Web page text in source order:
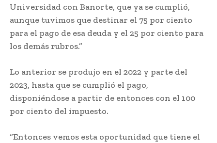
Universidad con Banorte, que ya se cumplió,
aunque tuvimos que destinar el 75 por ciento
para el pago de esa deuda y el 25 por ciento para
los demás rubros.”
Lo anterior se produjo en el 2022 y parte del
2023, hasta que se cumplió el pago,
disponiéndose a partir de entonces con el 100
por ciento del impuesto.
“Entonces vemos esta oportunidad que tiene el